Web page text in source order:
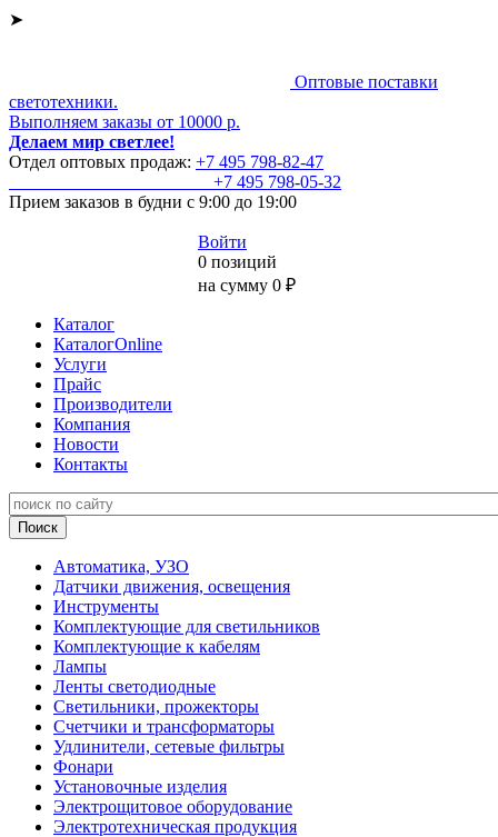
➤
Оптовые поставки
светотехники.
Выполняем заказы от 10000 р.
Делаем мир светлее!
Отдел оптовых продаж: +7 495 798-82-47
+7 495 798-05-32
Прием заказов в будни с 9:00 до 19:00
Войти
0 позиций
на сумму 0 ₽
Каталог
КаталогOnline
Услуги
Прайс
Производители
Компания
Новости
Контакты
Автоматика, УЗО
Датчики движения, освещения
Инструменты
Комплектующие для светильников
Комплектующие к кабелям
Лампы
Ленты светодиодные
Светильники, прожекторы
Счетчики и трансформаторы
Удлинители, сетевые фильтры
Фонари
Установочные изделия
Электрощитовое оборудование
Электротехническая продукция